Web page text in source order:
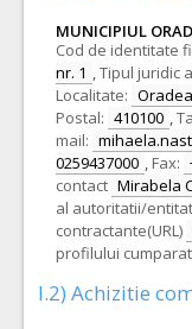
MUNICIPIUL
Cod de identitate
nr. 1 ,Tipul juridic
Localitate: Oradea
Postal: 410100 ,
mail:
0259437000 , Fax:
contact Mirabela
al autoritatii/
contractante(URL)
profilului
I.2) Achizitie